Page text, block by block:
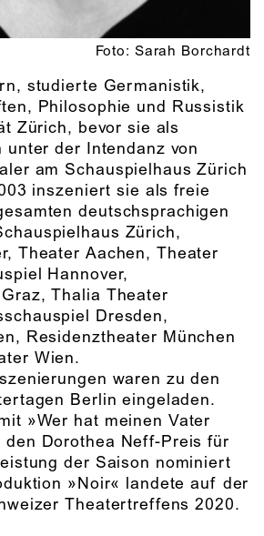
Foto: Sarah Borchardt
studierte Germanistik,
Philosophie und Russistik
Zürich, bevor sie als
unter der Intendanz von
am Schauspielhaus Zürich
inszeniert sie als freie
deutschsprachigen
Zürich,
Theater Aachen, Theater
Hannover,
Thalia Theater
Dresden,
Residenztheater München
Wien.
waren zu den
Berlin eingeladen.
»Wer hat meinen Vater
den Dorothea Neff-Preis für
der Saison nominiert
»Noir« landete auf der
Theatertreffens 2020.